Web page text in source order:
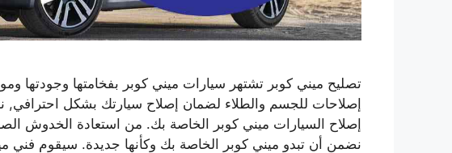
تصليح ميني كوبر تشتهر سيارات ميني كوبر بفخامتها وجودتها
إصلاحات للجسم والطلاء لضمان إصلاح سيارتك بشكل
إصلاح السيارات ميني كوبر الخاصة بك. من استعادة الخدوش
نضمن أن تبدو ميني كوبر الخاصة بك وكأنها جديدة. سيقوم فني